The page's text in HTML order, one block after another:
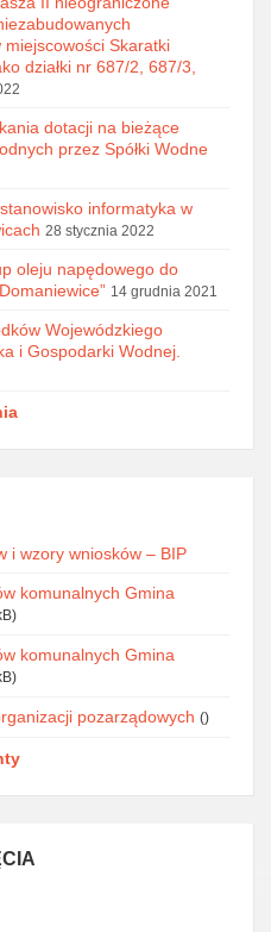
miejscowości Skaratki
działki nr 687/2, 687/3,
dotacji na bieżące
przez Spółki Wodne
informatyka w
28 stycznia 2022
oleju napędowego do
14 grudnia 2021
Wojewódzkiego
i Gospodarki Wodnej.
i wzory wniosków – BIP
komunalnych Gmina
komunalnych Gmina
pozarządowych ()